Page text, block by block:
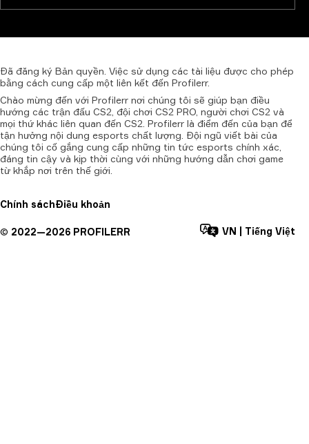
Đã đăng ký Bản quyền. Việc sử dụng các tài liệu được cho phép
bằng cách cung cấp một liên kết đến Profilerr.
Chào mừng đến với Profilerr nơi chúng tôi sẽ giúp bạn điều
hướng các trận đấu CS2, đội chơi CS2 PRO, người chơi CS2 và
mọi thứ khác liên quan đến CS2. Profilerr là điểm đến của bạn để
tận hưởng nội dung esports chất lượng. Đội ngũ viết bài của
chúng tôi cố gắng cung cấp những tin tức esports chính xác,
đáng tin cậy và kịp thời cùng với những hướng dẫn chơi game
từ khắp nơi trên thế giới.
Chính sáchĐiều khoản
© 2022—2026 PROFILERR VN Tiếng Việt